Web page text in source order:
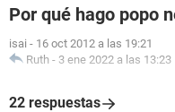
Por qué hago popo
isai - 16 oct 2012 a las 19:21
Ruth - 3 ene 2022 a las 13:23
22 respuestas